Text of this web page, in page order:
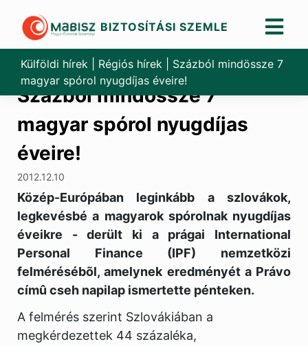
content
BIZTOSÍTÁSI SZEMLE
Külföldi hírek Régiós hírek
Százból mindössze 7
magyar spórol nyugdíjas éveire!
Százból mindössze 7
magyar spórol nyugdíjas
éveire!
2012.12.10
Közép-Európában leginkább a szlovákok,
legkevésbé a magyarok spórolnak nyugdíjas
éveikre - derült ki a prágai International
Personal Finance (IPF) nemzetközi
felmérésébõl, amelynek eredményét a Právo
címû cseh napilap ismertette pénteken.
A felmérés szerint Szlovákiában a
megkérdezettek 44 százaléka,